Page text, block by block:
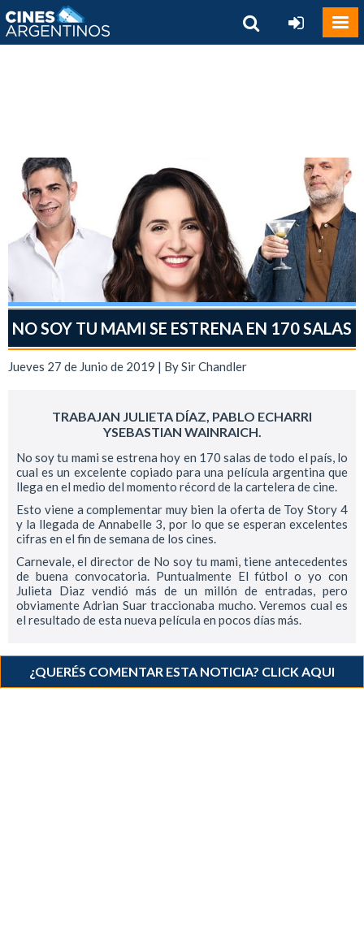
NO SOY TU MAMI SE ESTRENA EN 170 SALAS
Jueves 27 de Junio de 2019 | BySir Chandler
TRABAJAN JULIETA DÍAZ, PABLO ECHARRI
YSEBASTIAN WAINRAICH.
No soy tu mami se estrena hoy en 170 salas de todo el país, lo
cual es un excelente copiado para una película argentina que
llega en el medio del momento récord de la cartelera de cine.
Esto viene a complementar muy bien la oferta de Toy Story 4
y la llegada de Annabelle 3, por lo que se esperan excelentes
cifras en el fin de semana de los cines.
Carnevale, el director de No soy tu mami, tiene antecedentes
de buena convocatoria. Puntualmente El fútbol o yo con
Julieta Diaz vendió más de un millón de entradas, pero
obviamente Adrian Suar traccionaba mucho. Veremos cual es
el resultado de esta nueva película en pocos días más.
¿QUERÉS COMENTAR ESTA NOTICIA? CLICK AQUI